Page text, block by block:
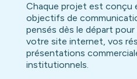
Chaque projet est conçu
objectifs de
pensés dès le départ
votre site internet, vos
présentations
institutionnels.